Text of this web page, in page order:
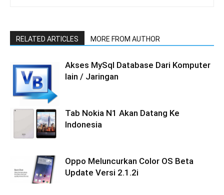
RELATED ARTICLES MORE FROM AUTHOR
Akses MySql Database Dari Komputer
lain / Jaringan
Tab Nokia N1 Akan Datang Ke
Indonesia
Oppo Meluncurkan Color OS Beta
Update Versi 2.1.2i